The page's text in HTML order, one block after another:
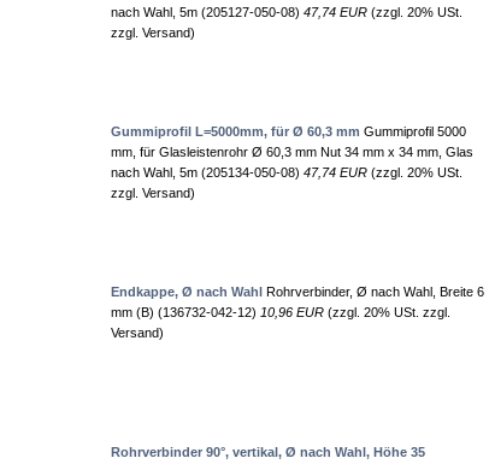
nach Wahl, 5m (205127-050-08) 47,74 EUR (zzgl. 20% USt.
zzgl. Versand)
Gummiprofil L=5000mm, für Ø 60,3 mm Gummiprofil 5000
mm, für Glasleistenrohr Ø 60,3 mm Nut 34 mm x 34 mm, Glas
nach Wahl, 5m (205134-050-08) 47,74 EUR (zzgl. 20% USt.
zzgl. Versand)
Endkappe, Ø nach Wahl Rohrverbinder, Ø nach Wahl, Breite 6
mm (B) (136732-042-12) 10,96 EUR (zzgl. 20% USt. zzgl.
Versand)
Rohrverbinder 90°, vertikal, Ø nach Wahl, Höhe 35